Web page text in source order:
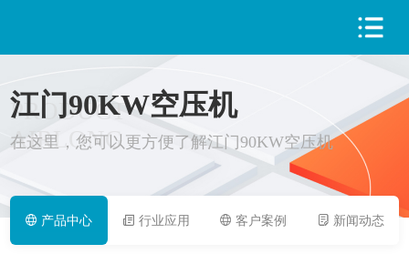
PRODUCT
AIRLONG
江门90KW空压机
在这里，您可以更方便了解江门90KW空压机
产品中心 行业应用 客户案例 新闻动态